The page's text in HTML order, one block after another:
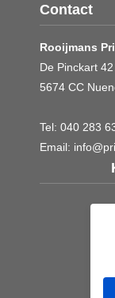
Contact
Rooijmans
De Pinckart 42
5674 CC
Tel: 040 283
Email: